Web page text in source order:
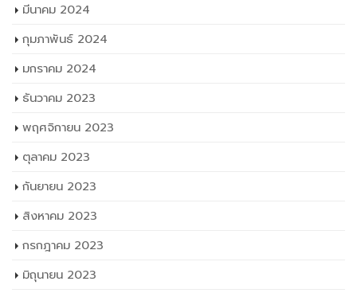
มีนาคม 2024
กุมภาพันธ์ 2024
มกราคม 2024
ธันวาคม 2023
พฤศจิกายน 2023
ตุลาคม 2023
กันยายน 2023
สิงหาคม 2023
กรกฎาคม 2023
มิถุนายน 2023